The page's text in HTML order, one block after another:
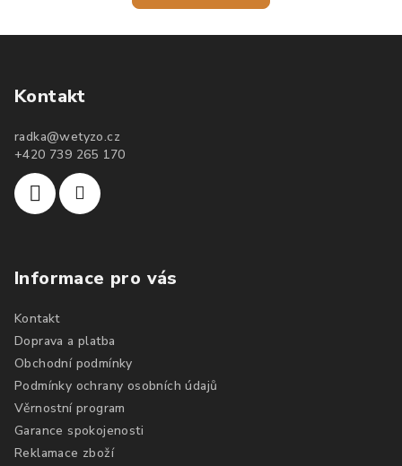
Kontakt
radka@wetyzo.cz
+420 739 265 170
Informace pro vás
Kontakt
Doprava a platba
Obchodní podmínky
Podmínky ochrany osobních údajů
Věrnostní program
Garance spokojenosti
Reklamace zboží